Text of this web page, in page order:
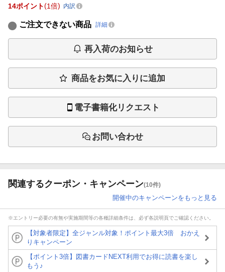
14ポイント 1倍 内訳
ご注文できない商品 詳細
再入荷のお知らせ
商品をお気に入りに追加
電子書籍化リクエスト
お問い合わせ
関連するクーポン・キャンペーン(10件)
開催中のキャンペーンをもっと見る
※エントリー必要の有無や実施期間等の各種詳細条件は、必ず各説明頁でご確認ください。
【対象者限定】全ジャンル対象！ポイント最大3倍 おかえ
りキャンペーン
【ポイント3倍】図書カードNEXT利用でお得に読書を楽し
もう♪